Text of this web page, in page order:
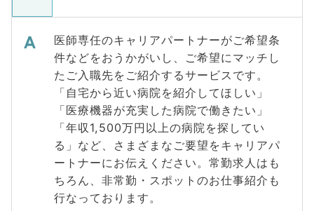
医師専任のキャリアパートナーがご希望条
件などをおうかがいし、ご希望にマッチし
たご入職先をご紹介するサービスです。
「自宅から近い病院を紹介してほしい」
「医療機器が充実した病院で働きたい」
「年収1,500万円以上の病院を探してい
る」など、さまざまなご要望をキャリアパ
ートナーにお伝えください。常勤求人はも
ちろん、非常勤・スポットのお仕事紹介も
行なっております。